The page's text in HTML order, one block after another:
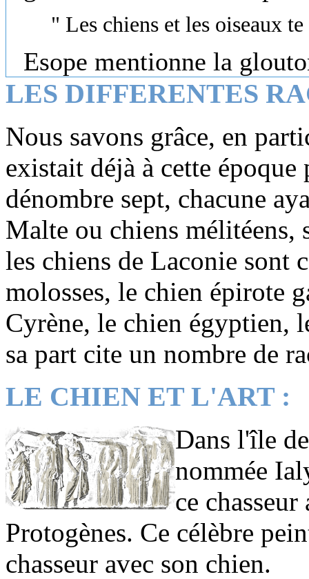
" Les chiens et les oiseaux
Esope mentionne la
LES DIFFERENTES
Nous savons grâce, en
existait déjà à cette
dénombre sept, chacune
Malte ou chiens mélitéens,
les chiens de Laconie sont
molosses, le chien épirote
Cyrène, le chien égyptien,
sa part cite un nombre de
LE CHIEN ET L'ART :
Dans l'île
nommée
ce
Protogènes. Ce célèbre
chasseur avec son chien.